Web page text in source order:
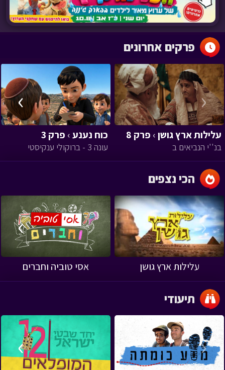
עלילות ארץ גושן› פרק 8
בנ''י הנביאים ב
כוח נענע› פרק 3
עונה 3 - ברוקולי ענקיסטי
‹
›
עלילות ארץ גושן אסי טוביה וחברים
‹
›
‹
›